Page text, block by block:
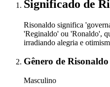
Significado de
Risonaldo significa
'Reginaldo' ou 'Ronaldo',
irradiando alegria e
Gênero de Risonaldo
Masculino